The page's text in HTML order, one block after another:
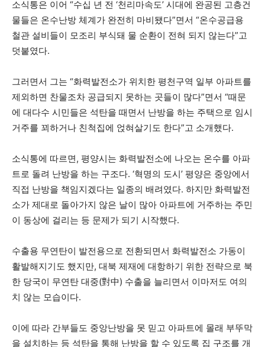
소식통은 이어 “수십 년 전 ‘천리마속도’ 시대에 완공된 고층건
물들은 온수난방 체계가 완전히 마비됐다”면서 “온수공급용
철관 설비들이 모조리 부식돼 물 순환이 전혀 되지 않는다”고
덧붙였다.
그러면서 그는 “화력발전소가 위치한 평천구역 일부 아파트를
제외하면 찬물조차 공급되지 못하는 곳들이 많다”면서 “때문
에 대다수 시민들은 석탄을 때면서 난방을 하는 주택으로 임시
거주를 꾀하거나 친척집에 얹혀살기도 한다”고 소개했다.
소식통에 따르면, 평양시는 화력발전소에 나오는 온수를 아파
트로 돌려 난방을 하는 구조다. ‘혁명의 도시’ 평양은 중앙에서
직접 난방을 책임지겠다는 일종의 배려였다. 하지만 화력발전
소가 제대로 돌아가지 않은 날이 많아 아파트에 거주하는 주민
이 동상에 걸리는 등 문제가 되기 시작했다.
수출용 무연탄이 발전용으로 전환되면서 화력발전소 가동이
활발해지기도 했지만, 대북 제재에 대항하기 위한 전략으로 북
한 당국이 무연탄 대중(對中) 수출을 늘리면서 이마저도 여의
치 않는 모습이다.
이에 따라 간부들도 중앙난방을 못 믿고 아파트에 몰래 부뚜막
을 설치하는 등 석탄을 통해 난방을 할 수 있도록 집 구조를 개